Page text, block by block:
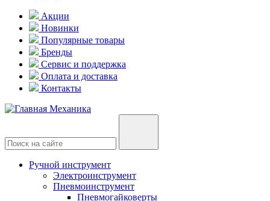
Акции
Новинки
Популярные товары
Бренды
Сервис и поддержка
Оплата и доставка
Контакты
Ручной инструмент
Электроинструмент
Пневмоинструмент
Пневмогайковерты